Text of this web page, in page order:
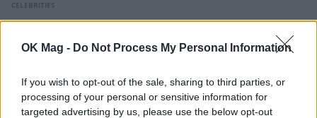
OK Mag - Do Not Process My Personal Information
If you wish to opt-out of the sale, sharing to third parties, or
processing of your personal or sensitive information for
targeted advertising by us, please use the below opt-out
CELEBRITIES